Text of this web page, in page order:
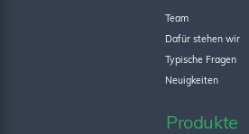
Team
Dafür stehen wir
Typische Fragen
Neuigkeiten
Produkte